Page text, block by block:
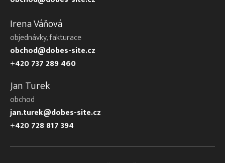
Irena Váňová
objednávky, fakturace
obchod@dobes-site.cz
+420 737 289 460
Jan Turek
obchod
jan.turek@dobes-site.cz
+420 728 817 394